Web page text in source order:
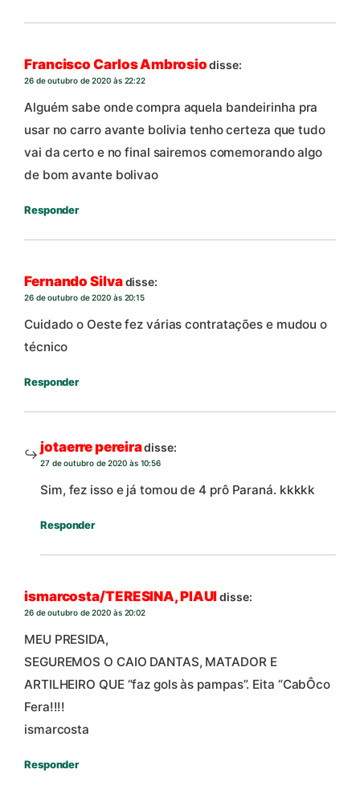
Francisco Carlos Ambrosio disse:
26 de outubro de 2020 às 22:22
Alguém sabe onde compra aquela bandeirinha pra
usar no carro avante bolivia tenho certeza que tudo
vai da certo e no final sairemos comemorando algo
de bom avante bolivao
Responder
Fernando Silvadisse:
26 de outubro de 2020 às 20:15
Cuidado o Oeste fez várias contratações e mudou o
técnico
Responder
jotaerre pereiradisse:
27 de outubro de 2020 às 10:56
Sim, fez isso e já tomou de 4 prô Paraná. kkkkk
Responder
ismarcosta/TERESINA, PIAUIdisse:
26 de outubro de 2020 às 20:02
MEU PRESIDA,
SEGUREMOS O CAIO DANTAS, MATADOR E
ARTILHEIRO QUE “faz gols às pampas”. Eita “CabÔco
Fera!!!!
ismarcosta
Responder